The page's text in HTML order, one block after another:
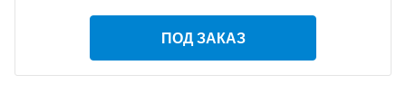
ПОД ЗАКАЗ